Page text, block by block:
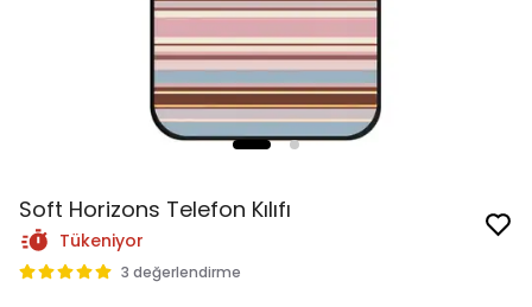
Soft Horizons Telefon Kılıfı
Tükeniyor
3 değerlendirme